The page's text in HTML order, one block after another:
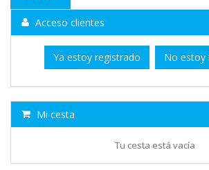
Acceso clientes
Ya estoy registrado No estoy
Mi cesta
Tu cesta está vacía